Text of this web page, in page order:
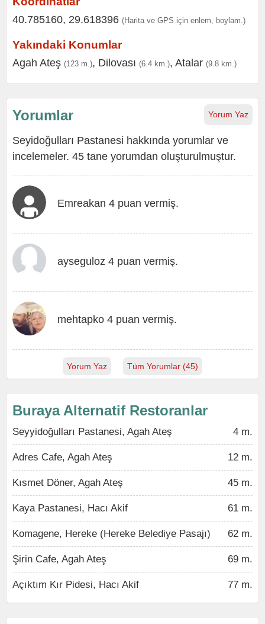
40.785160, 29.618396 (Harita ve GPS için enlem, boylam.)
Yakındaki Konumlar
Agah Ateş (123 m.), Dilovası (6.4 km.), Atalar (9.8 km.)
Yorum Yaz
Yorumlar
Seyidoğulları Pastanesi hakkında yorumlar ve
incelemeler. 45 tane yorumdan oluşturulmuştur.
Emreakan 4 puan vermiş.
ayseguloz 4 puan vermiş.
mehtapko 4 puan vermiş.
Yorum Yaz Tüm Yorumlar (45)
Buraya Alternatif Restoranlar
Seyyidoğulları Pastanesi, Agah Ateş 4 m.
Adres Cafe, Agah Ateş 12 m.
Kısmet Döner, Agah Ateş 45 m.
Kaya Pastanesi, Hacı Akif 61 m.
Komagene, Hereke (Hereke Belediye Pasajı) 62 m.
Şirin Cafe, Agah Ateş 69 m.
Açıktım Kır Pidesi, Hacı Akif 77 m.